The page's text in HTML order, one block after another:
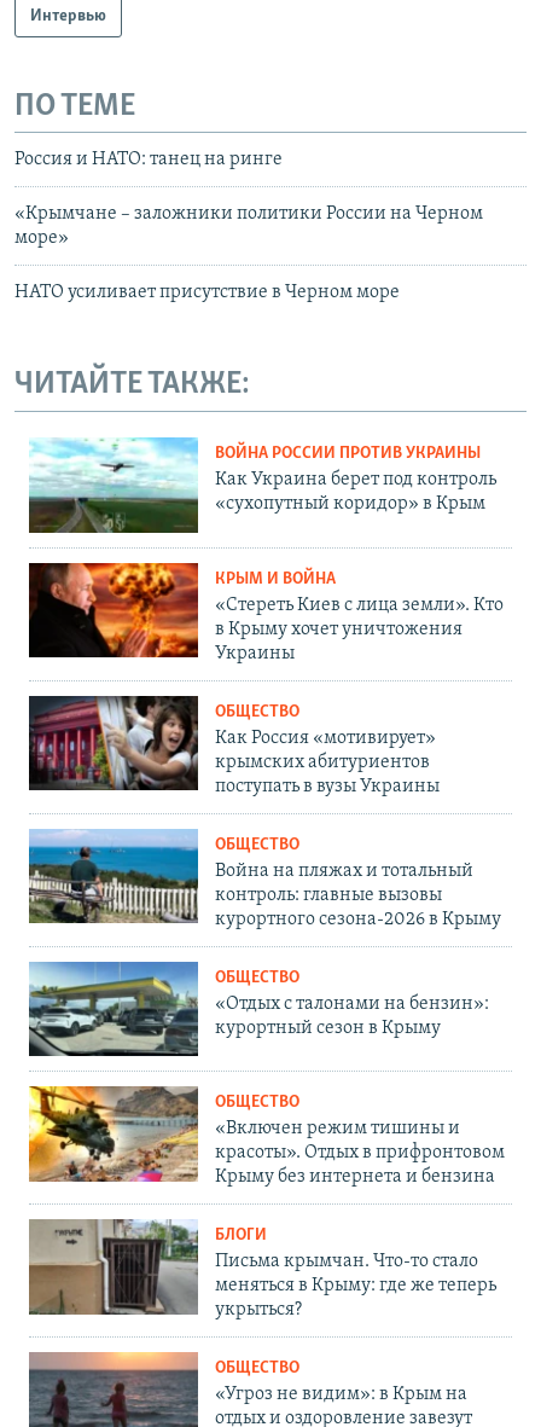
Интервью
ПО ТЕМЕ
Россия и НАТО: танец на ринге
«Крымчане – заложники политики России на Черном
море»
НАТО усиливает присутствие в Черном море
ЧИТАЙТЕ ТАКЖЕ:
ВОЙНА РОССИИ ПРОТИВ УКРАИНЫ
Как Украина берет под контроль
«сухопутный коридор» в Крым
КРЫМ И ВОЙНА
«Стереть Киев с лица земли». Кто
в Крыму хочет уничтожения
Украины
ОБЩЕСТВО
Как Россия «мотивирует»
крымских абитуриентов
поступать в вузы Украины
ОБЩЕСТВО
Война на пляжах и тотальный
контроль: главные вызовы
курортного сезона-2026 в Крыму
ОБЩЕСТВО
«Отдых с талонами на бензин»:
курортный сезон в Крыму
ОБЩЕСТВО
«Включен режим тишины и
красоты». Отдых в прифронтовом
Крыму без интернета и бензина
БЛОГИ
Письма крымчан. Что-то стало
меняться в Крыму: где же теперь
укрыться?
ОБЩЕСТВО
«Угроз не видим»: в Крым на
отдых и оздоровление завезут